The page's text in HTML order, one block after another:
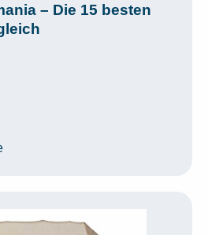
– Die 15 besten